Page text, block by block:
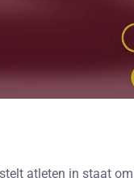
atleten in staat